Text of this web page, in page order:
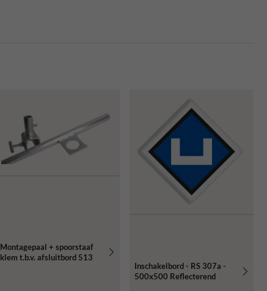
Montagepaal + spoorstaaf
klem t.b.v. afsluitbord 513
Inschakelbord - RS 307a -
500x500 Reflecterend